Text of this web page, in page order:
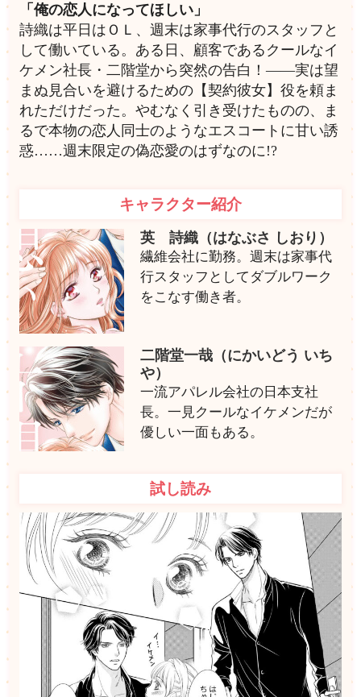
「俺の恋人になってほしい」
詩織は平日はＯＬ、週末は家事代行のスタッフと
して働いている。ある日、顧客であるクールなイ
ケメン社長・二階堂から突然の告白！――実は望
まぬ見合いを避けるための【契約彼女】役を頼ま
れただけだった。やむなく引き受けたものの、ま
るで本物の恋人同士のようなエスコートに甘い誘
惑……週末限定の偽恋愛のはずなのに!?
キャラクター紹介
英 詩織（はなぶさ しおり）
繊維会社に勤務。週末は家事代
行スタッフとしてダブルワーク
をこなす働き者。
二階堂一哉（にかいどう いち
や）
一流アパレル会社の日本支社
長。一見クールなイケメンだが
優しい一面もある。
試し読み